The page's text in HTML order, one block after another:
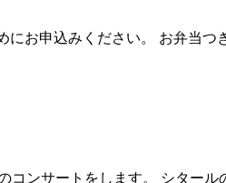
にお申込みください。 お弁当つ
ンサートをします。 シタール